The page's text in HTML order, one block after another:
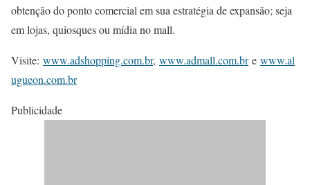
obtenção do ponto comercial em sua estratégia de expansão; seja
em lojas, quiosques ou mídia no mall.
Visite: www.adshopping.com.br, www.admall.com.bre www.al
ugueon.com.br
Publicidade